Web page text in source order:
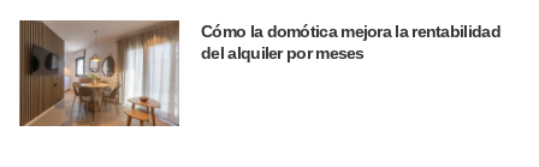
Cómo la domótica mejora la rentabilidad
del alquiler por meses